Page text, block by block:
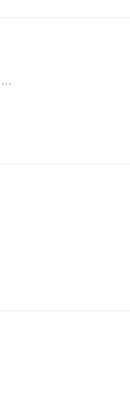
ません。)口調迷